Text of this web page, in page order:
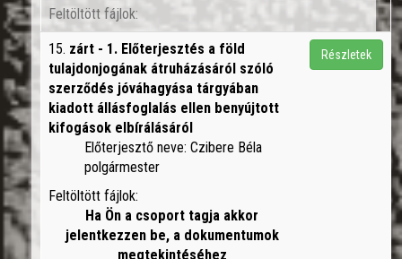
Feltöltött fájlok:
15. zárt - 1. Előterjesztés a föld
tulajdonjogának átruházásáról szóló
szerződés jóváhagyása tárgyában
kiadott állásfoglalás ellen benyújtott
kifogások elbírálásáról
Előterjesztő neve: Czibere Béla
polgármester
Feltöltött fájlok:
Ha Ön a csoport tagja akkor
jelentkezzen be, a dokumentumok
megtekintéséhez
Részletek